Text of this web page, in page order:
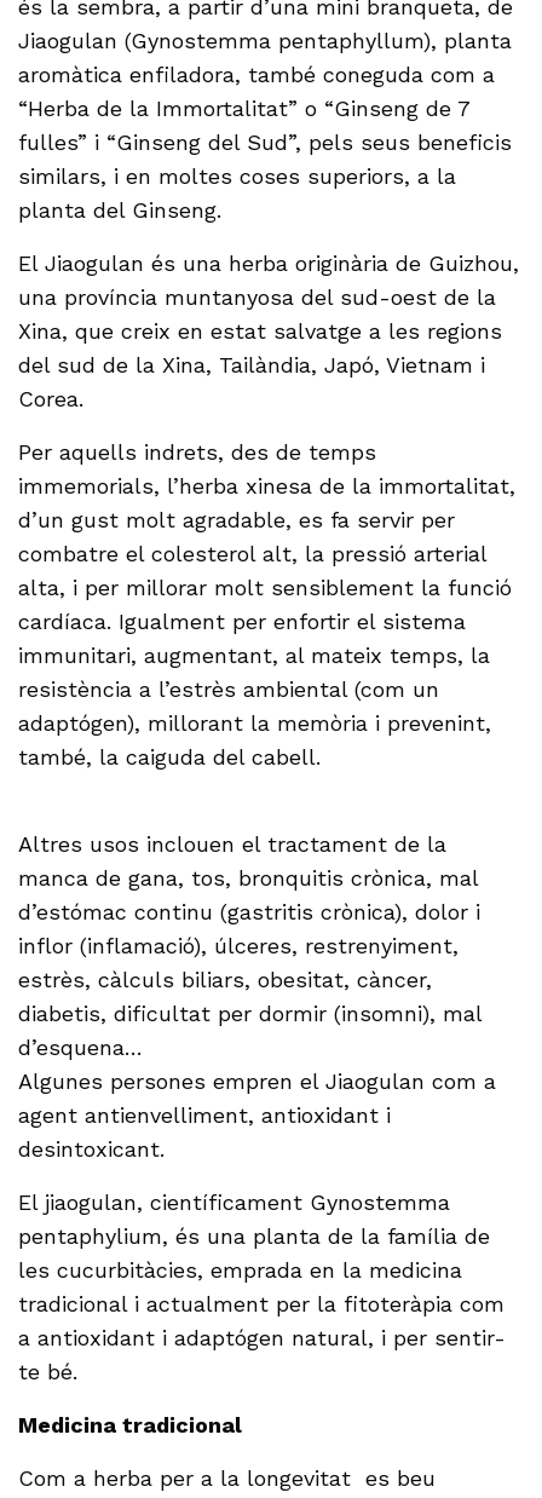
és la sembra, a partir d’una mini branqueta, de
Jiaogulan (Gynostemma pentaphyllum), planta
aromàtica enfiladora, també coneguda com a
“Herba de la Immortalitat” o “Ginseng de 7
fulles” i “Ginseng del Sud”, pels seus beneficis
similars, i en moltes coses superiors, a la
planta del Ginseng.
El Jiaogulan és una herba originària de Guizhou,
una província muntanyosa del sud-oest de la
Xina, que creix en estat salvatge a les regions
del sud de la Xina, Tailàndia, Japó, Vietnam i
Corea.
Per aquells indrets, des de temps
immemorials, l’herba xinesa de la immortalitat,
d’un gust molt agradable, es fa servir per
combatre el colesterol alt, la pressió arterial
alta, i per millorar molt sensiblement la funció
cardíaca. Igualment per enfortir el sistema
immunitari, augmentant, al mateix temps, la
resistència a l’estrès ambiental (com un
adaptógen), millorant la memòria i prevenint,
també, la caiguda del cabell.
Altres usos inclouen el tractament de la
manca de gana, tos, bronquitis crònica, mal
d’estómac continu (gastritis crònica), dolor i
inflor (inflamació), úlceres, restrenyiment,
estrès, càlculs biliars, obesitat, càncer,
diabetis, dificultat per dormir (insomni), mal
d’esquena…
Algunes persones empren el Jiaogulan com a
agent antienvelliment, antioxidant i
desintoxicant.
El jiaogulan, científicament Gynostemma
pentaphylium, és una planta de la família de
les cucurbitàcies, emprada en la medicina
tradicional i actualment per la fitoteràpia com
a antioxidant i adaptógen natural, i per sentir-
te bé.
Medicina tradicional
Com a herba per a la longevitat es beu